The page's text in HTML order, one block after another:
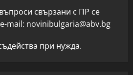
свързани с ПР се
mail: novinibulgaria@abv.bg
при нужда.